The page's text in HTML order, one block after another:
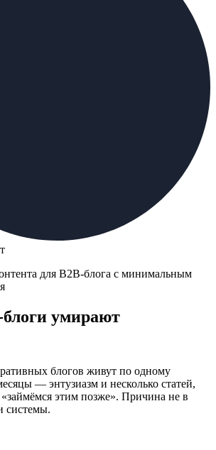
для B2B-блога с минимальным
умирают
блогов живут по одному
— энтузиазм и несколько статей,
этим позже». Причина не в
системы.